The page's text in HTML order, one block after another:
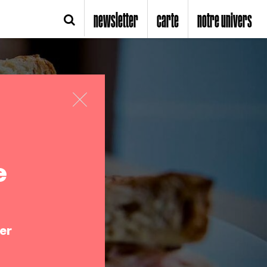
newsletter carte notre univers